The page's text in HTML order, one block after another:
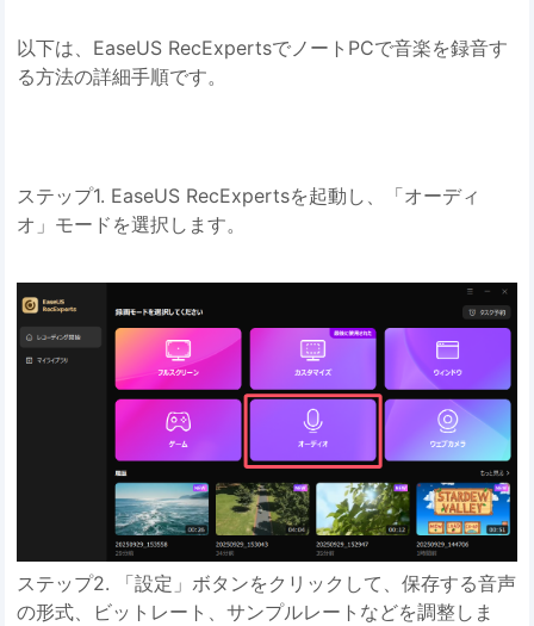
以下は、EaseUS RecExpertsでノートPCで音楽を録音す
る方法の詳細手順です。
ステップ1. EaseUS RecExpertsを起動し、「オーディ
オ」モードを選択します。
ステップ2. 「設定」ボタンをクリックして、保存する音声
の形式、ビットレート、サンプルレートなどを調整しま